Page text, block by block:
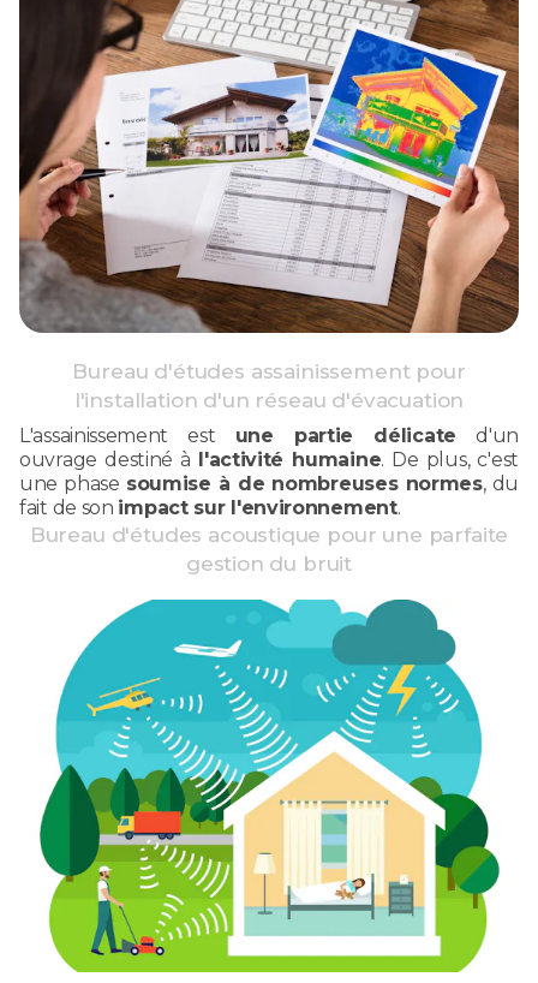
Bureau d'études assainissement pour
l'installation d'un réseau d'évacuation
L'assainissement est une partie délicate d'un
ouvrage destiné à l'activité humaine. De plus, c'est
une phase soumise à de nombreuses normes, du
fait de son impact sur l'environnement.
Bureau d'études acoustique pour une parfaite
gestion du bruit